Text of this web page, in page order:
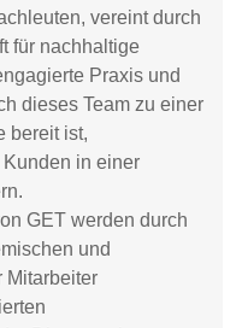
vereint durch
für nachhaltige
Praxis und
dieses Team zu einer
bereit ist,
in einer
GET werden durch
und
Mitarbeiter